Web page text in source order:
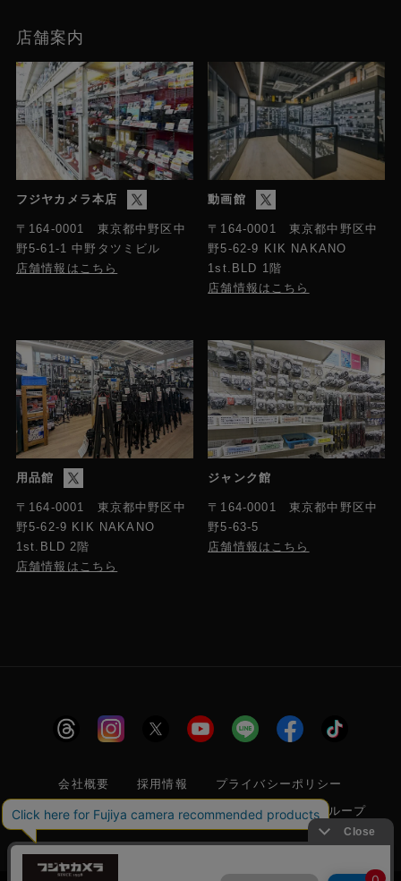
店舗案内
フジヤカメラ本店
〒164-0001 東京都中野区中
野5-61-1 中野タツミビル
店舗情報はこちら
動画館
〒164-0001 東京都中野区中
野5-62-9 KIK NAKANO
1st.BLD 1階
店舗情報はこちら
用品館
〒164-0001 東京都中野区中
野5-62-9 KIK NAKANO
1st.BLD 2階
店舗情報はこちら
ジャンク館
〒164-0001 東京都中野区中
野5-63-5
店舗情報はこちら
会社概要 採用情報
プライバシーポリシー
特定商取引に関する法律に基づく表示
フジヤグループ
商標登録 第5211024号 株式会社フジヤカメラ店 古物商許可番